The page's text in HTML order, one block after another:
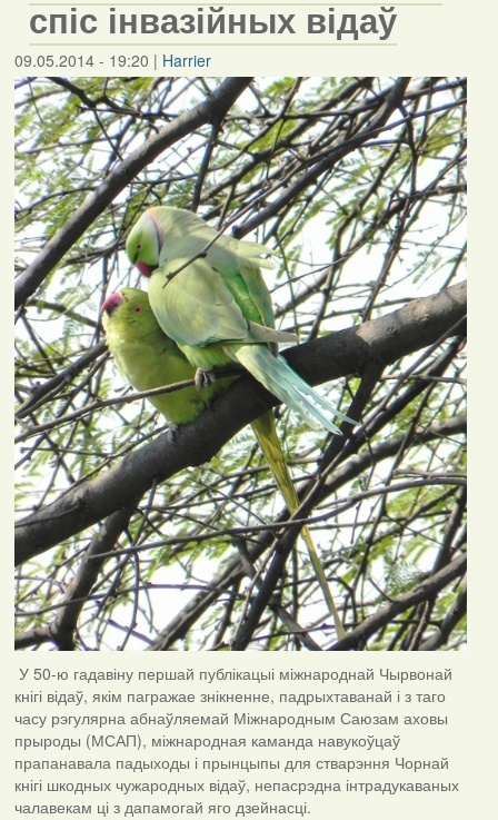
спіс інвазійных відаў
09.05.2014 - 19:20 | Harrier
У 50-ю гадавіну першай публікацыі міжнароднай Чырвонай
кнігі відаў, якім пагражае знікненне, падрыхтаванай і з таго
часу рэгулярна абнаўляемай Міжнародным Саюзам аховы
прыроды (МСАП), міжнародная каманда навукоўцаў
прапанавала падыходы і прынцыпы для стварэння Чорнай
кнігі шкодных чужародных відаў, непасрэдна інтрадукаваных
чалавекам ці з дапамогай яго дзейнасці.